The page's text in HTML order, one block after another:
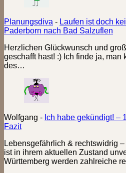
Planungsdiva - Laufen ist doch
Paderborn nach Bad Salzuflen
Herzlichen Glückwunsch und
geschafft hast! :) Ich finde ja, man
des…
Wolfgang - Ich habe gekündigt! –
Fazit
Lebensgefährlich & rechtswidrig
ist in ihrem aktuellen Zustand
Württemberg werden zahlreiche